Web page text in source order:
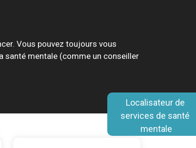
Vous pouvez toujours vous
santé mentale (comme un conseiller
Localisateur de
services de santé
mentale